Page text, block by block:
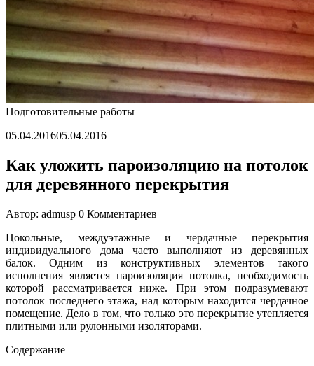
Подготовительные работы
05.04.201605.04.2016
Как уложить пароизоляцию на потолок
для деревянного перекрытия
Автор: admusp 0 Комментариев
Цокольные, междуэтажные и чердачные перекрытия
индивидуального дома часто выполняют из деревянных
балок. Одним из конструктивных элементов такого
исполнения является пароизоляция потолка, необходимость
которой рассматривается ниже. При этом подразумевают
потолок последнего этажа, над которым находится чердачное
помещение. Дело в том, что только это перекрытие утепляется
плитными или рулонными изоляторами.
Содержание